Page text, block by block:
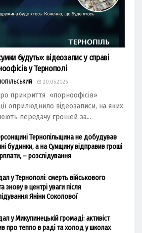
будуть»: відеозапис у справі
у Тернополі
20.05.2026
прикриття «порноофісів»
оприлюднило відеозаписи, на яких
передачу грошей за...
Тернопільщина не добудував
будинки, а на Сумщину відправив гроші
– розслідування
у Тернополі: смерть військового
знову в центрі уваги після
Яніни Соколової
у Микулинецькій громаді: активіст
про тепло в раді та холод у школах